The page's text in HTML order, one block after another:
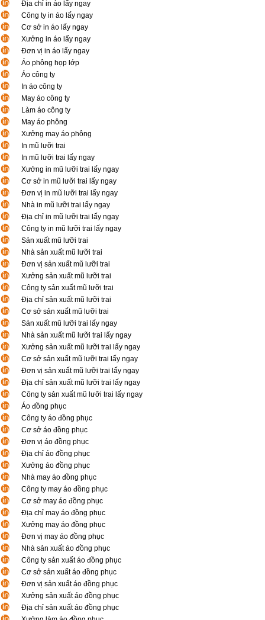
Địa chỉ in áo lấy ngay
Công ty in áo lấy ngay
Cơ sở in áo lấy ngay
Xưởng in áo lấy ngay
Đơn vị in áo lấy ngay
Áo phông họp lớp
Áo công ty
In áo công ty
May áo công ty
Làm áo công ty
May áo phông
Xưởng may áo phông
In mũ lưỡi trai
In mũ lưỡi trai lấy ngay
Xưởng in mũ lưỡi trai lấy ngay
Cơ sở in mũ lưỡi trai lấy ngay
Đơn vị in mũ lưỡi trai lấy ngay
Nhà in mũ lưỡi trai lấy ngay
Địa chỉ in mũ lưỡi trai lấy ngay
Công ty in mũ lưỡi trai lấy ngay
Sản xuất mũ lưỡi trai
Nhà sản xuất mũ lưỡi trai
Đơn vị sản xuất mũ lưỡi trai
Xưởng sản xuất mũ lưỡi trai
Công ty sản xuất mũ lưỡi trai
Địa chỉ sản xuất mũ lưỡi trai
Cơ sở sản xuất mũ lưỡi trai
Sản xuất mũ lưỡi trai lấy ngay
Nhà sản xuất mũ lưỡi trai lấy ngay
Xưởng sản xuất mũ lưỡi trai lấy ngay
Cơ sở sản xuất mũ lưỡi trai lấy ngay
Đơn vị sản xuất mũ lưỡi trai lấy ngay
Địa chỉ sản xuất mũ lưỡi trai lấy ngay
Công ty sản xuất mũ lưỡi trai lấy ngay
Áo đồng phục
Công ty áo đồng phục
Cơ sở áo đồng phục
Đơn vị áo đồng phục
Địa chỉ áo đồng phục
Xưởng áo đồng phục
Nhà may áo đồng phục
Công ty may áo đồng phục
Cơ sở may áo đồng phục
Địa chỉ may áo đồng phục
Xưởng may áo đồng phục
Đơn vị may áo đồng phục
Nhà sản xuất áo đồng phục
Công ty sản xuất áo đồng phục
Cơ sở sản xuất áo đồng phục
Đơn vị sản xuất áo đồng phục
Xưởng sản xuất áo đồng phục
Địa chỉ sản xuất áo đồng phục